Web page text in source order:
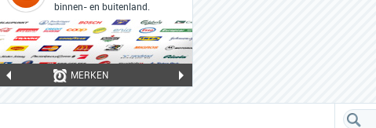
binnen- en buitenland.
MERKEN